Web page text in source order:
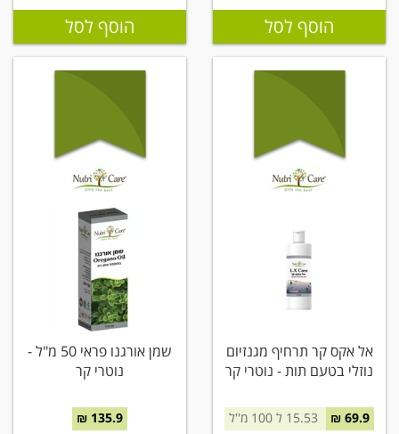
הוסף לסל הוסף לסל
אל אקס קר תרחיף מגנזיום
נוזלי בטעם תות - נוטרי קר
69.9 ₪
שמן אורגנו פראי 50 מ"ל -
נוטרי קר
135.9 ₪